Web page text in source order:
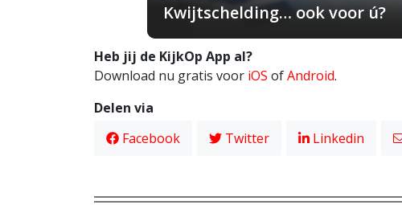
Kwijtschelding… ook voor ú?
Heb jij de KijkOp App al?
Download nu gratis voor iOS ofAndroid.
Delen via
Facebook
Twitter Linkedin